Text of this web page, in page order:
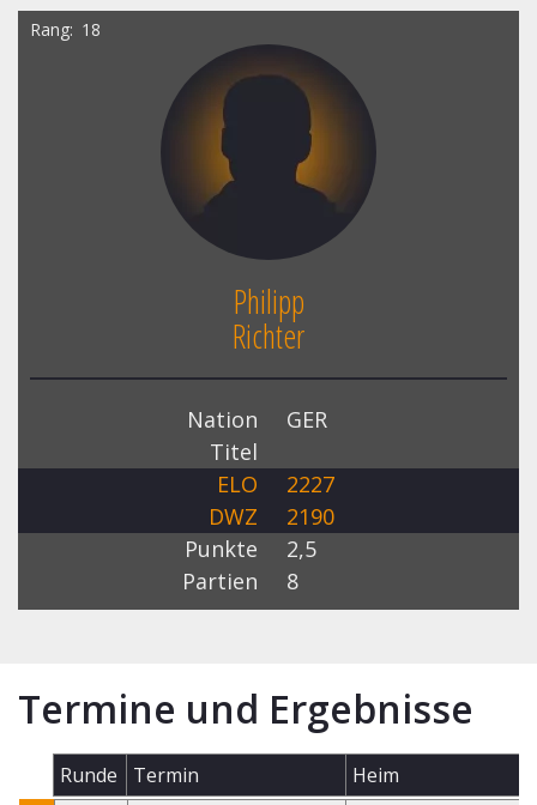
Rang 18
Philipp
Richter
Nation
GER
Titel
ELO
2227
DWZ
2190
Punkte
2,5
Partien
8
Termine und Ergebnisse
Runde Termin Heim